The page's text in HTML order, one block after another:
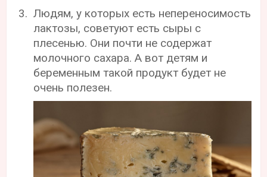
Людям, у которых есть непереносимость
лактозы, советуют есть сыры с
плесенью. Они почти не содержат
молочного сахара. А вот детям и
беременным такой продукт будет не
очень полезен.